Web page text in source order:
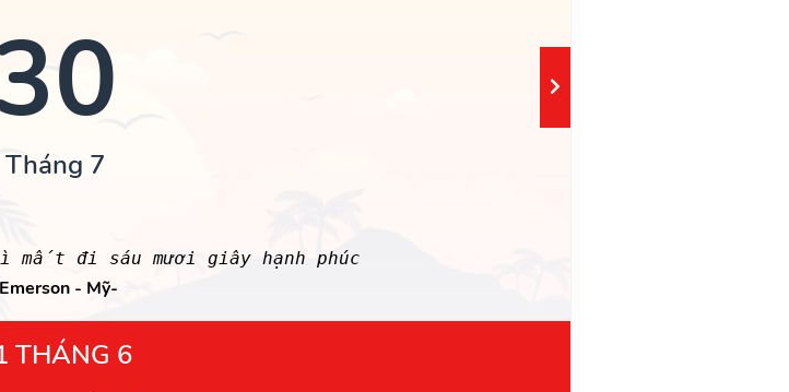
Tháng 7
mất đi sáu mươi giây hạnh phúc
- Mỹ-
THÁNG 6